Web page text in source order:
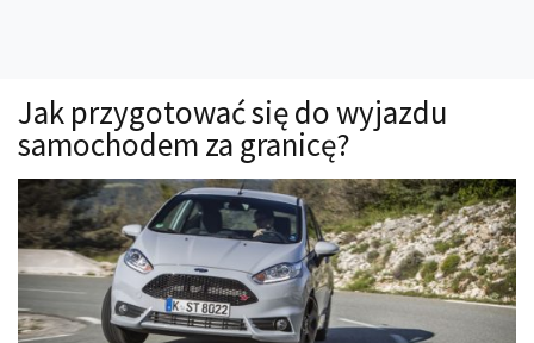
Technika jazdy
Oświetlenie
Kalkulatory
Przelicznik mocy
Auto z niemiec
Galerie
Jak przygotować się do wyjazdu
samochodem za granicę?